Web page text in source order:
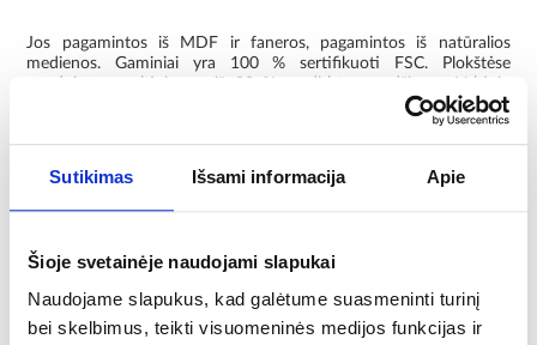
Sutikimas Išsami informacija Apie
Šioje svetainėje naudojami slapukai
Naudojame slapukus, kad galėtume suasmeninti turinį
bei skelbimus, teikti visuomeninės medijos funkcijas ir
Jos pagamintos iš MDF ir faneros, pagamintos iš natūralios
medienos. Gaminiai yra 100 % sertifikuoti FSC. Plokštėse
naudojamas veltinis yra iš 80 % perdirbtos medžiagos. Veltinio
Lentas galima išdėstyti vertikaliai, horizontaliai arba sukurti bet
kokią konfigūraciją. Jas galima montuoti ant sienos arba lubų. Dėl
spalvinės gamos ir išdėstymo lamelių profiliai vizualiai padidina
Montuoti labai paprasta - naudokite klijus. Medžiaga palengvina
savaiminį pjovimą.